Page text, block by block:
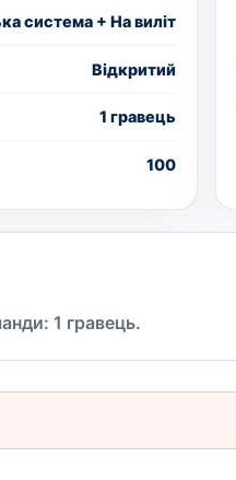
система + На виліт
Вiдкритий
1 гравець
100
1 гравець.